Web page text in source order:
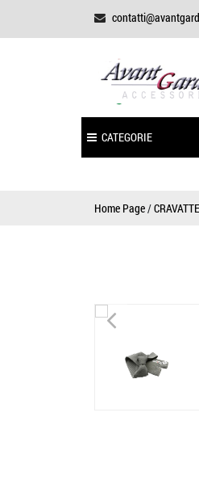
CATEGORIE
Home Page/CRAVATTE
<